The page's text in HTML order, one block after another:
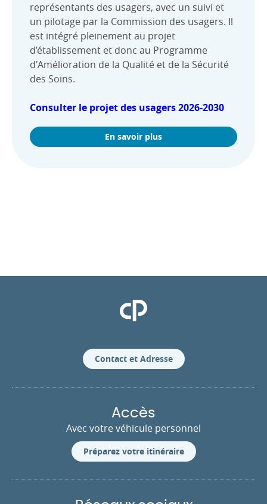
représentants des usagers, avec un suivi et
un pilotage par la Commission des usagers. Il
est intégré pleinement au projet
d’établissement et donc au Programme
d'Amélioration de la Qualité et de la Sécurité
des Soins.
Consulter le projet des usagers 2026-2030
En savoir plus
Clinique Pasteur
Contact et Adresse
Accès
Avec votre véhicule personnel
Préparez votre itinéraire